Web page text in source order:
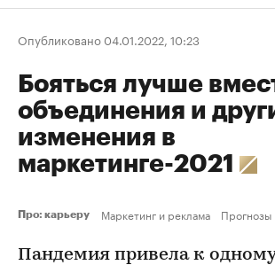
Опубликовано 04.01.2022, 10:23
Бояться лучше
объединения и
изменения в
маркетинге-2021
Про: карьеру Маркетинг и реклама Прогнозы
Пандемия привела к